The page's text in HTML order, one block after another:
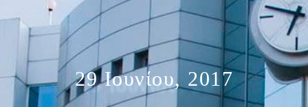
29 Ιουνίου, 2017